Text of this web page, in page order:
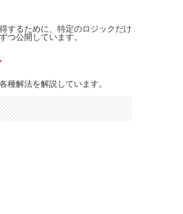
するために、特定のロジックだけ
つ公開しています。
種解法を解説しています。